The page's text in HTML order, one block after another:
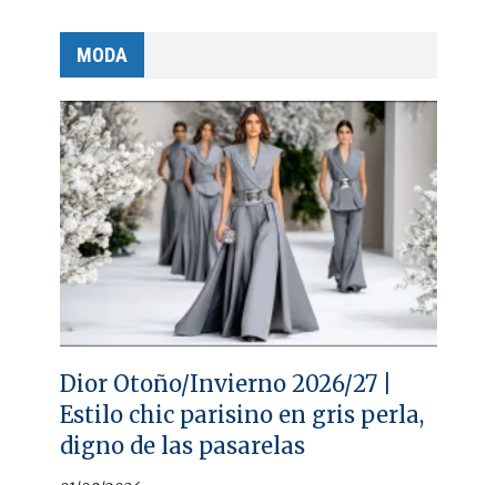
MODA
Dior Otoño/Invierno 2026/27 |
Estilo chic parisino en gris perla,
digno de las pasarelas